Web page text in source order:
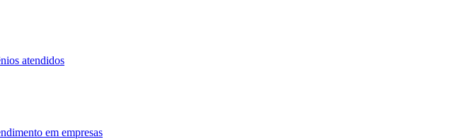
atendidos
em empresas